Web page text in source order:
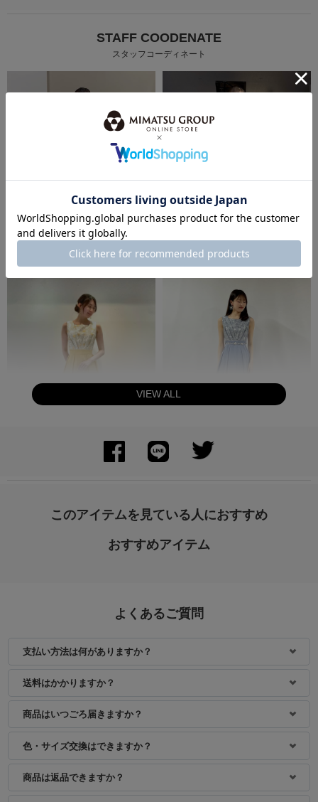
STAFF COODENATE
スタッフコーディネート
VIEW ALL
このアイテムを見ている人におすすめ
おすすめアイテム
よくあるご質問
支払い方法は何がありますか？
送料はかかりますか？
商品はいつごろ届きますか？
色・サイズ交換はできますか？
商品は返品できますか？